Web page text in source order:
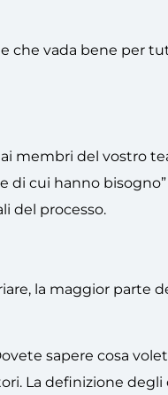
che vada bene per
membri del vostro
di cui hanno
del processo.
la maggior parte
sapere cosa
La definizione